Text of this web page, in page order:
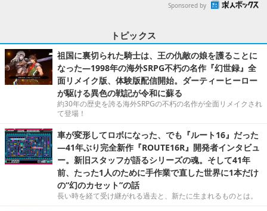
Sponsored by
トピックス
祖国に裏切られた騎士は、王の仇敵の娘を護ることに
なった―1998年の海外SRPG不朽の名作『幻世録』全
面リメイク版、体験版配信開始。ダーティーヒーロー
が駆ける異色の戦記が令和に蘇る
約30年の歴史を誇る海外SRPGの不朽の名作が全面リメイクされ
て登場！
車が変形してロボになった、でも『ルート16』だった
―41年ぶり完全新作『ROUTE16R』開発者インタビュ
ー。新旧スタッフが語るシリーズの魂。そして41年
前、たった1人のために手作業で直した世界に1本だけ
の“幻のカセット”の話
長い時を経て受け継がれる過去と、新たに生まれるものとは。